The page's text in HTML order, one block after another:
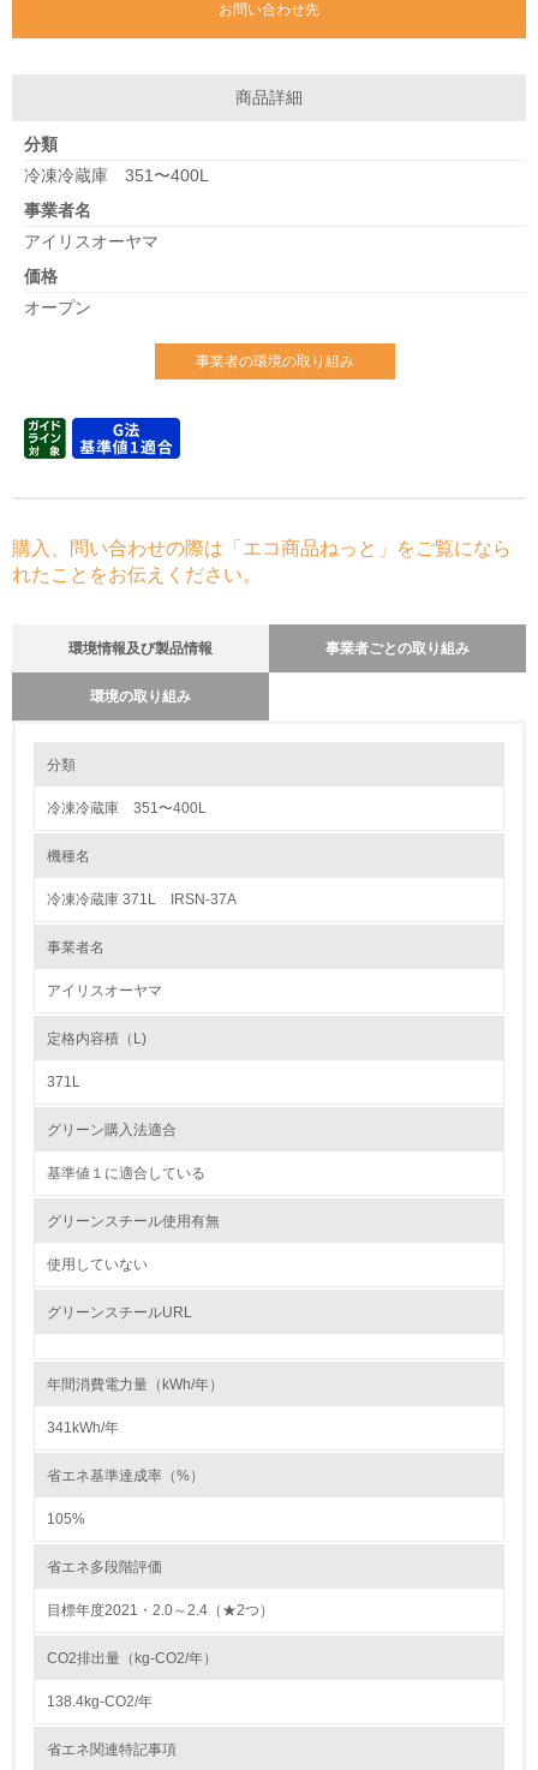
お問い合わせ先
商品詳細
分類
冷凍冷蔵庫 351〜400L
事業者名
アイリスオーヤマ
価格
オープン
事業者の環境の取り組み
購入、問い合わせの際は「エコ商品ねっと」をご覧になら
れたことをお伝えください。
環境情報及び製品情報 事業者ごとの取り組み
環境の取り組み
1.環境取り組み体制
かしている
従業員が環境方針に基づいて自分の業務の中で行うべき環
→ 導入している規格名 ISO14001
第三者認証を取得している
分類
冷凍冷蔵庫 351〜400L
機種名
冷凍冷蔵庫 371L IRSN-37A
事業者名
アイリスオーヤマ
定格内容積（L)
371L
グリーン購入法適合
基準値１に適合している
グリーンスチール使用有無
使用していない
グリーンスチールURL
年間消費電力量（kWh/年）
341kWh/年
省エネ基準達成率（%）
105%
省エネ多段階評価
目標年度2021・2.0～2.4（★2つ）
CO2排出量（kg-CO2/年）
138.4kg-CO2/年
省エネ関連特記事項